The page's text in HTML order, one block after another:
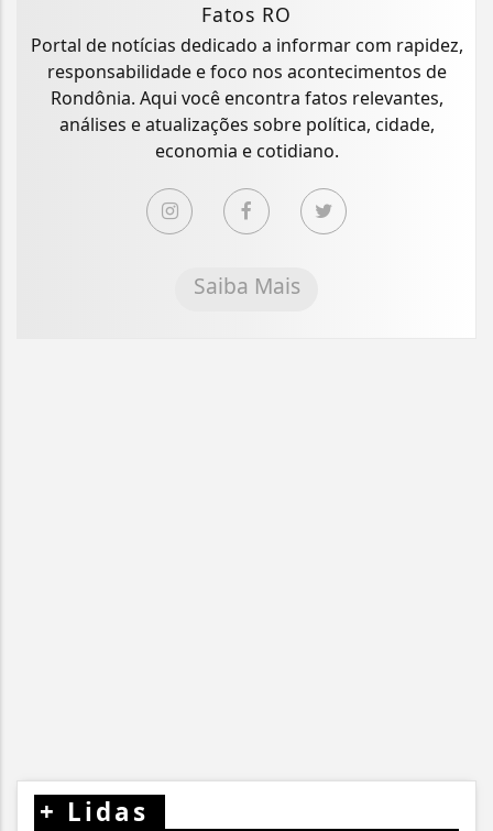
Fatos RO
Portal de notícias dedicado a informar com rapidez,
responsabilidade e foco nos acontecimentos de
Rondônia. Aqui você encontra fatos relevantes,
análises e atualizações sobre política, cidade,
economia e cotidiano.
Saiba Mais
+ Lidas